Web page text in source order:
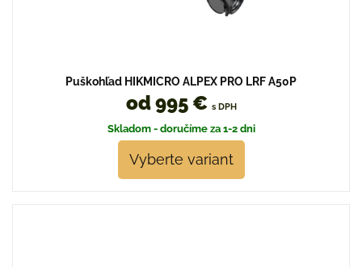
Puškohľad HIKMICRO ALPEX PRO LRF A50P
od 995 € s DPH
Skladom - doručíme za 1-2 dni
Vyberte variant